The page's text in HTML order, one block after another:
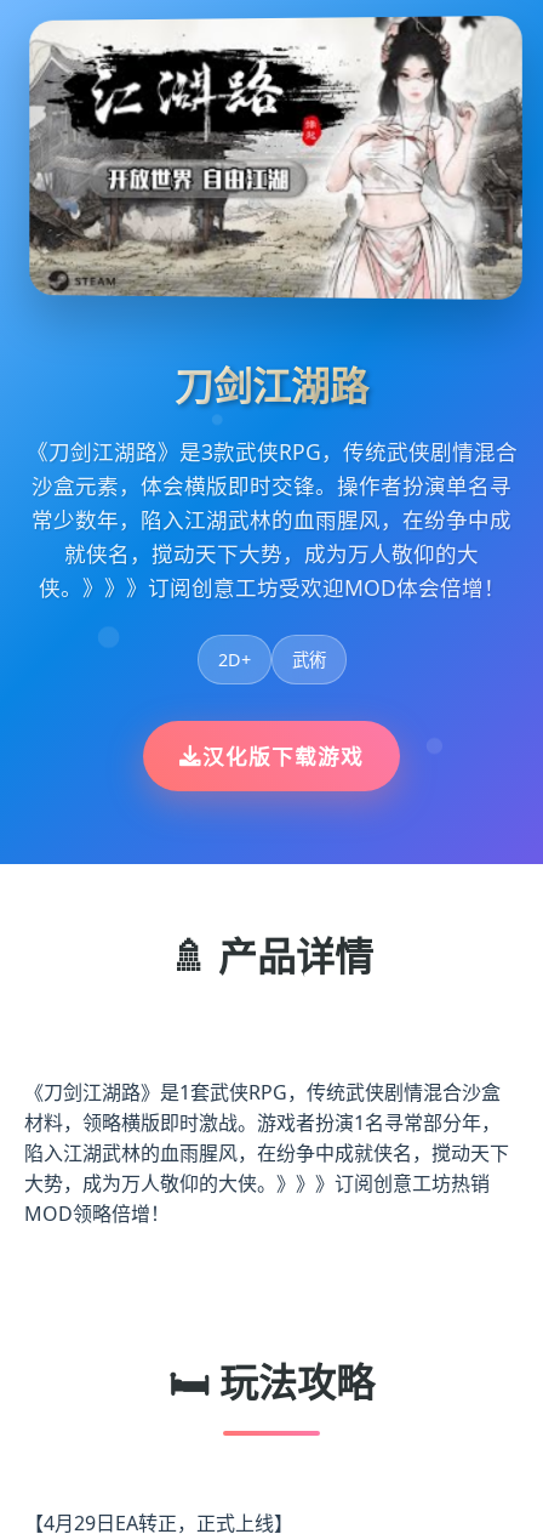
刀剑江湖路
《刀剑江湖路》是3款武侠RPG，传统武侠剧情混合
沙盒元素，体会横版即时交锋。操作者扮演单名寻
常少数年，陷入江湖武林的血雨腥风，在纷争中成
就侠名，搅动天下大势，成为万人敬仰的大
侠。》》》订阅创意工坊受欢迎MOD体会倍增！
2D+ 武術
汉化版下载游戏
🚿 产品详情
《刀剑江湖路》是1套武侠RPG，传统武侠剧情混合沙盒
材料，领略横版即时激战。游戏者扮演1名寻常部分年，
陷入江湖武林的血雨腥风，在纷争中成就侠名，搅动天下
大势，成为万人敬仰的大侠。》》》订阅创意工坊热销
MOD领略倍增！
🛏️ 玩法攻略
【4月29日EA转正，正式上线】